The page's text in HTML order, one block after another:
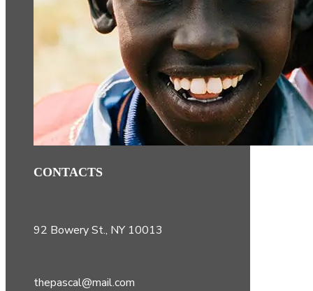
CONTACTS
92 Bowery St., NY 10013
thepascal@mail.com